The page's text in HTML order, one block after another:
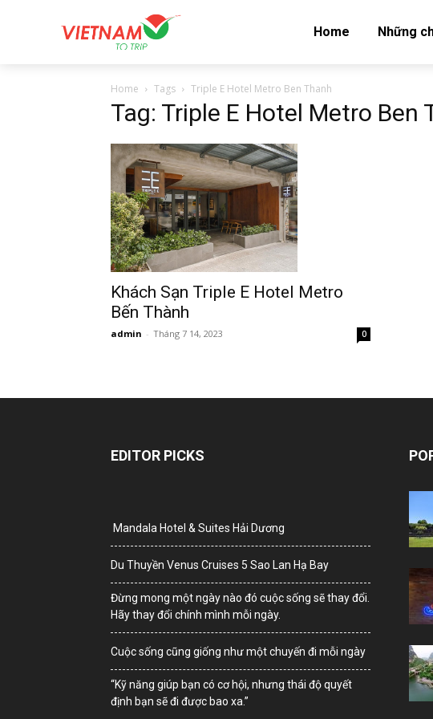
Home Những
Home Tags Triple E Hotel Metro Ben Thanh
Tag: Triple E Hotel Metro Ben
Khách Sạn Triple E Hotel Metro
Bến Thành
admin - Tháng 7 14, 2023 0
EDITOR PICKS
Mandala Hotel & Suites Hải Dương
Du Thuyền Venus Cruises 5 Sao Lan Hạ Bay
Đừng mong một ngày nào đó cuộc sống sẽ thay đổi.
Hãy thay đổi chính mình mỗi ngày.
Cuộc sống cũng giống như một chuyến đi mỗi ngày
“Kỹ năng giúp bạn có cơ hội, nhưng thái độ quyết
định bạn sẽ đi được bao xa.”